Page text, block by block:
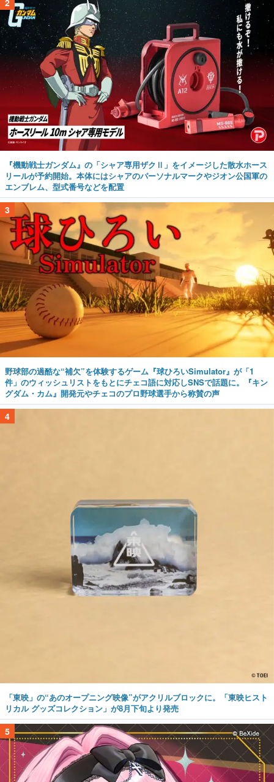
『機動戦士ガンダム』の「シャア専用ザクⅡ」をイメージした散水ホース
リールが予約開始。本体にはシャアのパーソナルマークやジオン公国軍の
エンブレム、型式番号などを配置
3
野球部の過酷な“補欠”を体験するゲーム『球ひろいSimulator』が「1
件」のウィッシュリストをもとにチェコ語に対応しSNSで話題に。『キン
グダム・カム』開発元やチェコのプロ野球選手から称賛の声
4
「東映」の“あのオープニング映像”がアクリルブロックに。「東映ヒスト
リカル グッズコレクション」が8月下旬より発売
5